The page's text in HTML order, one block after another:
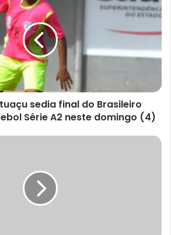
sedia final do Brasileiro
Série A2 neste domingo (4)